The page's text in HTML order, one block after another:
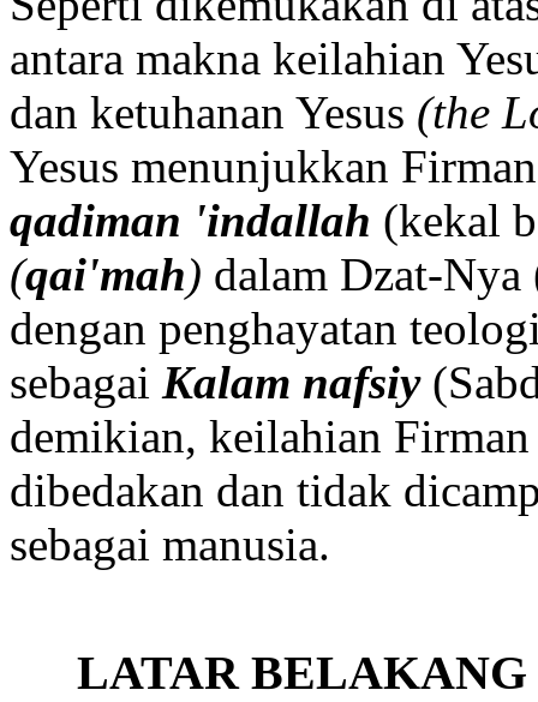
antara makna keilahian
dan ketuhanan Yesus (the
Yesus menunjukkan
qadiman 'indallah (kekal
(qai'mah) dalam Dzat-Nya
dengan penghayatan
sebagai Kalam nafsiy
demikian, keilahian
dibedakan dan tidak
sebagai manusia.
LATAR BELAKANG